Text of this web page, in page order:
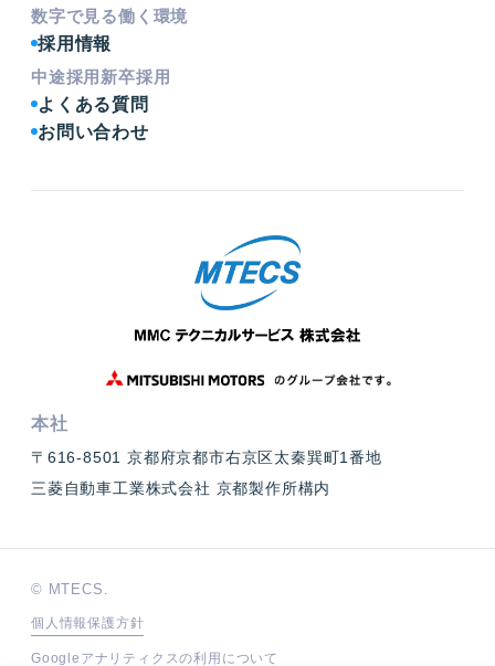
本社
〒616-8501 京都府京都市右京区太秦巽町1番地
三菱自動車工業株式会社 京都製作所構内
数字で見る働く環境
採用情報
中途採用 新卒採用
よくある質問
お問い合わせ
© MTECS.
個人情報保護方針
Googleアナリティクスの利用について